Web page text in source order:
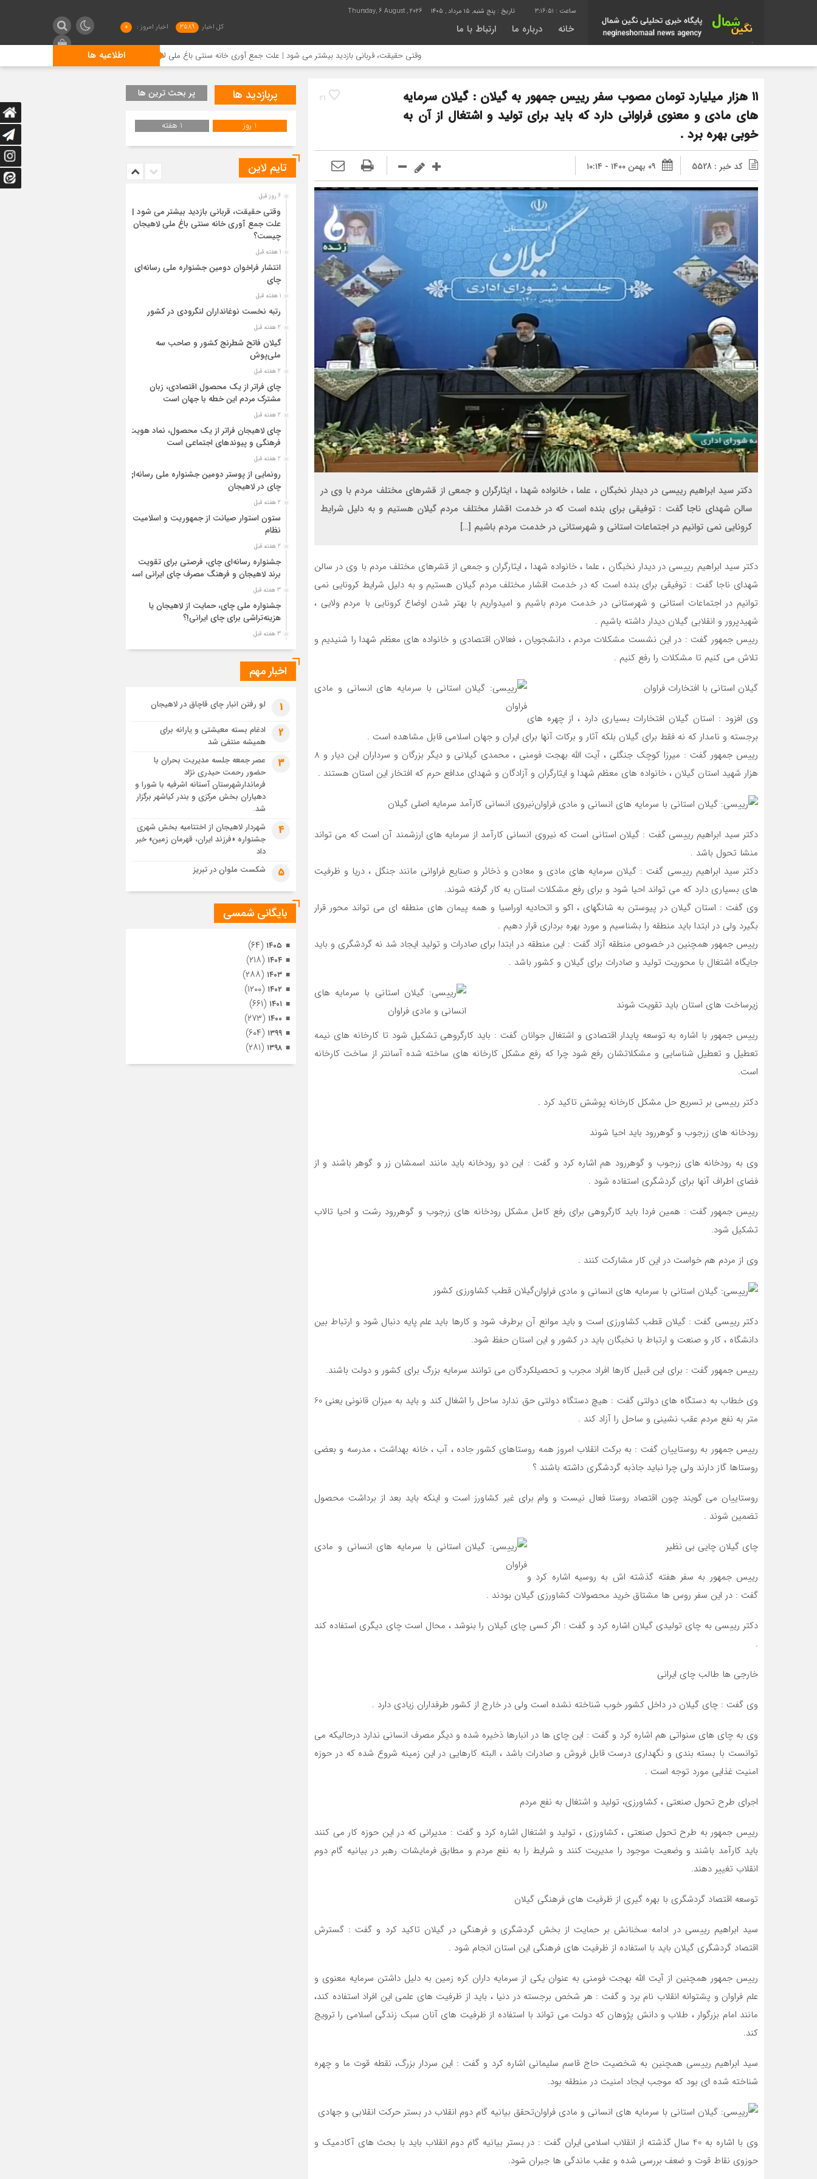
3:16:52 تاریخ : پنج شنبه, ۱۵ مرداد , ۱۴۰۵ Thursday, 6 August , 2026
خانه درباره ما ارتباط با ما کل اخبار 3589 اخبار امروز : 0
اطلاعیه ها وقتی حقیقت، قربانی بازدید بیشتر می شود | علت جمع آوری خانه سنتی باغ ملی لاهیجان چیست؟ انتشار فراخوان دومین
21
۱۱ هزار میلیارد تومان مصوب سفر رییس جمهور به گیلان : گیلان سرمایه
های مادی و معنوی فراوانی دارد که باید برای تولید و اشتغال از آن به
خوبی بهره برد .
کد خبر : 5528 ۰۹ بهمن ۱۴۰۰ - ۱۰:۱۴
دکتر سید ابراهیم رییسی در دیدار نخبگان ، علما ، خانواده شهدا ، ایثارگران و جمعی از قشرهای مختلف مردم با وی در
سالن شهدای ناجا گفت : توفیقی برای بنده است که در خدمت اقشار مختلف مردم گیلان هستیم و به دلیل شرایط
کرونایی نمی توانیم در اجتماعات استانی و شهرستانی در خدمت مردم باشیم […]
دکتر سید ابراهیم رییسی در دیدار نخبگان ، علما ، خانواده شهدا ، ایثارگران و جمعی از قشرهای مختلف مردم با وی در سالن
شهدای ناجا گفت : توفیقی برای بنده است که در خدمت اقشار مختلف مردم گیلان هستیم و به دلیل شرایط کرونایی نمی
توانیم در اجتماعات استانی و شهرستانی در خدمت مردم باشیم و امیدواریم با بهتر شدن اوضاع کرونایی با مردم ولایی ،
شهیدپرور و انقلابی گیلان دیدار داشته باشیم .
رییس جمهور گفت : در این نشست مشکلات مردم ، دانشجویان ، فعالان اقتصادی و خانواده های معظم شهدا را شنیدیم و
تلاش می کنیم تا مشکلات را رفع کنیم .
گیلان استانی با افتخارات فراوان
وی افزود : استان گیلان افتخارات بسیاری دارد ، از چهره های
برجسته و نامدار که نه فقط برای گیلان بلکه آثار و برکات آنها برای ایران و جهان اسلامی قابل مشاهده است .
رییس جمهور گفت : میرزا کوچک جنگلی ، آیت الله بهجت فومنی ، محمدی گیلانی و دیگر بزرگان و سرداران این دیار و 8
هزار شهید استان گیلان ، خانواده های معظم شهدا و ایثارگران و آزادگان و شهدای مدافع حرم که افتخار این استان هستند .
نیروی انسانی کارآمد سرمایه اصلی گیلان
دکتر سید ابراهیم رییسی گفت : گیلان استانی است که نیروی انسانی کارآمد از سرمایه های ارزشمند آن است که می تواند
منشا تحول باشد .
دکتر سید ابراهیم رییسی گفت : گیلان سرمایه های مادی و معادن و ذخائر و صنایع فراوانی مانند جنگل ، دریا و ظرفیت
های بسیاری دارد که می تواند احیا شود و برای رفع مشکلات استان به کار گرفته شوند.
وی گفت : استان گیلان در پیوستن به شانگهای ، اکو و اتحادیه اوراسیا و همه پیمان های منطقه ای می تواند محور قرار
بگیرد ولی در ابتدا باید منطقه را بشناسیم و مورد بهره برداری قرار دهیم .
رییس جمهور همچنین در خصوص منطقه آزاد گفت : این منطقه در ابتدا برای صادرات و تولید ایجاد شد نه گردشگری و باید
جایگاه اشتغال با محوریت تولید و صادرات برای گیلان و کشور باشد .
زیرساخت های استان باید تقویت شوند
رییس جمهور با اشاره به توسعه پایدار اقتصادی و اشتغال جوانان گفت : باید کارگروهی تشکیل شود تا کارخانه های نیمه
تعطیل و تعطیل شناسایی و مشکلاتشان رفع شود چرا که رفع مشکل کارخانه های ساخته شده آسانتر از ساخت کارخانه
است.
دکتر رییسی بر تسریع حل مشکل کارخانه پوشش تاکید کرد .
رودخانه های زرجوب و گوهررود باید احیا شوند
وی به رودخانه های زرجوب و گوهررود هم اشاره کرد و گفت : این دو رودخانه باید مانند اسمشان زر و گوهر باشند و از
فضای اطراف آنها برای گردشگری استفاده شود .
رییس جمهور گفت : همین فردا باید کارگروهی برای رفع کامل مشکل رودخانه های زرجوب و گوهررود رشت و احیا تالاب
تشکیل شود.
وی از مردم هم خواست در این کار مشارکت کنند .
گیلان قطب کشاورزی کشور
دکتر رییسی گفت : گیلان قطب کشاورزی است و باید موانع آن برطرف شود و کارها باید علم پایه دنبال شود و ارتباط بین
دانشگاه ، کار و صنعت و ارتباط با نخبگان باید در کشور و این استان حفظ شود.
رییس جمهور گفت : برای این قبیل کارها افراد مجرب و تحصیلکردگان می توانند سرمایه بزرگ برای کشور و دولت باشند.
وی خطاب به دستگاه های دولتی گفت : هیچ دستگاه دولتی حق ندارد ساحل را اشغال کند و باید به میزان قانونی یعنی 60
متر به نفع مردم عقب نشینی و ساحل را آزاد کند .
رییس جمهور به روستاییان گفت : به برکت انقلاب امروز همه روستاهای کشور جاده ، آب ، خانه بهداشت ، مدرسه و بعضی
روستاها گاز دارند ولی چرا نباید جاذبه گردشگری داشته باشند ؟
روستاییان می گویند چون اقتصاد روستا فعال نیست و وام برای غیر کشاورز است و اینکه باید بعد از برداشت محصول
تضمین شوند .
چای گیلان چایی بی نظیر
رییس جمهور به سفر هفته گذشته اش به روسیه اشاره کرد و
گفت : در این سفر روس ها مشتاق خرید محصولات کشاورزی گیلان بودند .
دکتر رییسی به چای تولیدی گیلان اشاره کرد و گفت : اگر کسی چای گیلان را بنوشد ، محال است چای دیگری استفاده کند
.
خارجی ها طالب چای ایرانی
وی گفت : چای گیلان در داخل کشور خوب شناخته نشده است ولی در خارج از کشور طرفداران زیادی دارد .
وی به چای های سنواتی هم اشاره کرد و گفت : این چای ها در انبارها ذخیره شده و دیگر مصرف انسانی ندارد درحالیکه می
توانست با بسته بندی و نگهداری درست قابل فروش و صادرات باشد ، البته کارهایی در این زمینه شروع شده که در حوزه
امنیت غذایی مورد توجه است .
اجرای طرح تحول صنعتی ، کشاورزی، تولید و اشتغال به نفع مردم
رییس جمهور به طرح تحول صنعتی ، کشاورزی ، تولید و اشتغال اشاره کرد و گفت : مدیرانی که در این حوزه کار می کنند
باید کارآمد باشند و وضعیت موجود را مدیریت کنند و شرایط را به نفع مردم و مطابق فرمایشات رهبر در بیانیه گام دوم
انقلاب تغییر دهند.
توسعه اقتصاد گردشگری با بهره گیری از ظرفیت های فرهنگی گیلان
سید ابراهیم رییسی در ادامه سخنانش بر حمایت از بخش گردشگری و فرهنگی در گیلان تاکید کرد و گفت : گسترش
اقتصاد گردشگری گیلان باید با استفاده از ظرفیت های فرهنگی این استان انجام شود .
رییس جمهور همچنین از آیت الله بهجت فومنی به عنوان یکی از سرمایه داران کره زمین به دلیل داشتن سرمایه معنوی و
علم فراوان و پشتوانه انقلاب نام برد و گفت : هر شخص برجسته در دنیا ، باید از ظرفیت های علمی این افراد استفاده کند،
مانند امام بزرگوار ، طلاب و دانش پژوهان که دولت می تواند با استفاده از ظرفیت های آنان سبک زندگی اسلامی را ترویج
کند.
سید ابراهیم رییسی همچنین به شخصیت حاج قاسم سلیمانی اشاره کرد و گفت : این سردار بزرگ، نقطه قوت ما و چهره
شناخته شده ای بود که موجب ایجاد امنیت در منطقه بود.
تحقق بیانیه گام دوم انقلاب در بستر حرکت انقلابی و جهادی
وی با اشاره به 40 سال گذشته از انقلاب اسلامی ایران گفت : در بستر بیانیه گام دوم انقلاب باید با بحث های آکادمیک و
حوزوی نقاط قوت و ضعف بررسی شده و عقب ماندگی ها جبران شود.
پربازدید ها پر بحث ترین ها
1 روز 1 هفته
تایم لاین
6 روز قبل
وقتی حقیقت، قربانی بازدید بیشتر می شود |
علت جمع آوری خانه سنتی باغ ملی لاهیجان
چیست؟
1 هفته قبل
انتشار فراخوان دومین جشنواره ملی رسانه‌ای
چای
1 هفته قبل
رتبه نخست نوغانداران لنگرودی در کشور
2 هفته قبل
گیلان فاتح شطرنج کشور و صاحب سه
ملی‌پوش
2 هفته قبل
چای فراتر از یک محصول اقتصادی، زبان
مشترک مردم این خطه با جهان است
2 هفته قبل
چای لاهیجان فراتر از یک محصول، نماد هویت
فرهنگی و پیوندهای اجتماعی است
2 هفته قبل
رونمایی از پوستر دومین جشنواره ملی رسانه‌ای
چای در لاهیجان
2 هفته قبل
ستون استوار صیانت از جمهوریت و اسلامیت
نظام
2 هفته قبل
جشنواره رسانه‌ای چای، فرصتی برای تقویت
برند لاهیجان و فرهنگ مصرف چای ایرانی است
3 هفته قبل
جشنواره ملی چای، حمایت از لاهیجان یا
هزینه‌تراشی برای چای ایرانی!؟
3 هفته قبل
پیکر مطهر رهبر شهید انقلاب در حرم مطهر
رضوی آرام گرفت
آخر در آستان امام رئوف
تصاویر هوایی مراسم تشییع پیکر مطهر آقای
شهید ایران – مشهد
3 هفته قبل
مراسم تشییع پیکر مطهر آقای شهید ایران –
مشهد
تصاویری از تراکم جمعیت حاضر در میدان
ثورهالعشرین نجف اشرف
اخبار مهم
1 لو رفتن انبار چای قاچاق در لاهیجان
2
ادغام بسته معیشتی و یارانه برای
همیشه منتفی شد
3
عصر جمعه جلسه مدیریت بحران با
حضور رحمت حیدری نژاد
فرماندارشهرستان آستانه اشرفیه با شورا و
دهیاران بخش مرکزی و بندر کیاشهر برگزار
شد.
4
شهردار لاهیجان از اختتامیه بخش شهری
جشنواره «فرزند ایران، قهرمان زمین» خبر
داد
5 شکست ملوان در تبریز
بایگانی شمسی
۱۴۰۵ (۶۴)
۱۴۰۴ (۲۱۸)
۱۴۰۳ (۲۸۸)
۱۴۰۲ (۱۲۰۰)
۱۴۰۱ (۶۶۱)
۱۴۰۰ (۲۷۳)
۱۳۹۹ (۶۰۴)
۱۳۹۸ (۲۸۱)